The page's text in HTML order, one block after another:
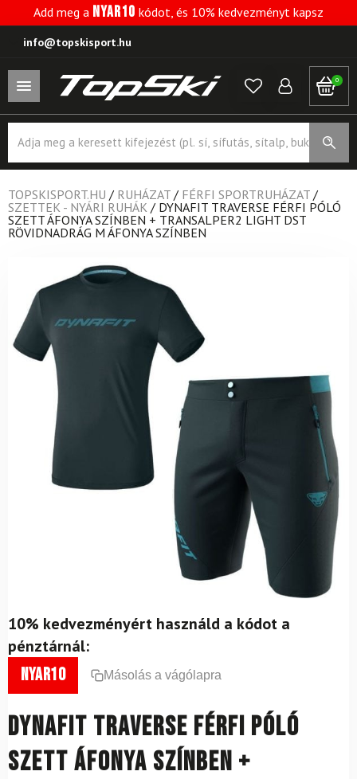
Add meg a NYAR10 kódot, és 10% kedvezményt kapsz
info@topskisport.hu
0
search
TOPSKISPORT.HU / RUHÁZAT / FÉRFI SPORTRUHÁZAT /
SZETTEK - NYÁRI RUHÁK / DYNAFIT TRAVERSE FÉRFI PÓLÓ
SZETT ÁFONYA SZÍNBEN + TRANSALPER2 LIGHT DST
RÖVIDNADRÁG M ÁFONYA SZÍNBEN
10% kedvezményért használd a kódot a
pénztárnál:
nyar10 Másolás a vágólapra
DYNAFIT Traverse férfi póló
szett áfonya színben +